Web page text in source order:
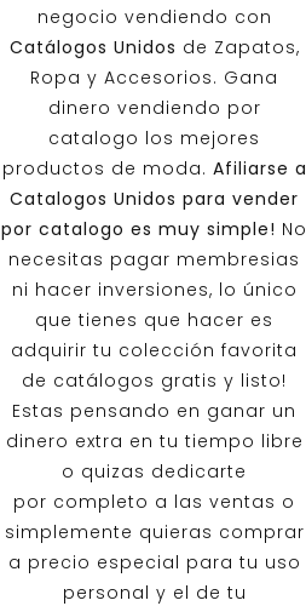
negocio vendiendo con
Catálogos Unidos de Zapatos,
Ropa y Accesorios. Gana
dinero vendiendo por
catalogo los mejores
productos de moda. Afiliarse a
Catalogos Unidos para vender
por catalogo es muy simple! No
necesitas pagar membresias
ni hacer inversiones, lo único
que tienes que hacer es
adquirir tu colección favorita
de catálogos gratis y listo!
Estas pensando en ganar un
dinero extra en tu tiempo libre
o quizas dedicarte
por completo a las ventas o
simplemente quieras comprar
a precio especial para tu uso
personal y el de tu